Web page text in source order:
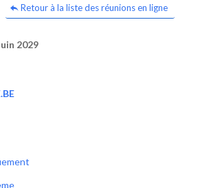
Retour à la liste des réunions en ligne
2029